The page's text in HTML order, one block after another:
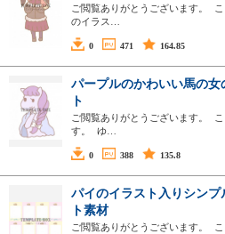
ご閲覧ありがとうございます。
のイラス…
0 471 164.85
パープルのかわいい馬の
ト
ご閲覧ありがとうございます。
す。 ゆ…
0 388 135.8
パイのイラスト入りシン
ト素材
ご閲覧ありがとうございます。